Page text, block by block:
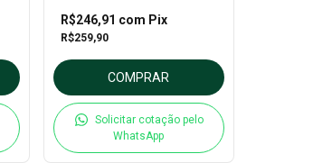
R$259,90
R$246,91 com Pix
COMPRAR
Solicitar cotação pelo
WhatsApp